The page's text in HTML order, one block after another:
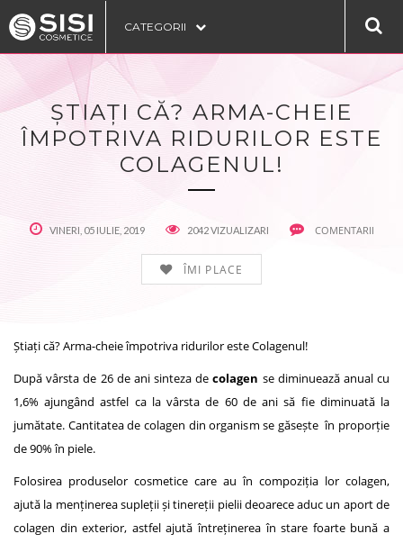
CATEGORII
ȘTIAȚI CĂ? ARMA-CHEIE
ÎMPOTRIVA RIDURILOR ESTE
COLAGENUL!
VINERI, 05 IULIE, 2019 2042 VIZUALIZARI COMENTARII
ÎMI PLACE
Știați că? Arma-cheie împotriva ridurilor este Colagenul!
După vârsta de 26 de ani sinteza decolagen se diminuează anual cu
1,6% ajungând astfel ca la vârsta de 60 de ani să fie diminuată la
jumătate. Cantitatea de colagen din organism se găsește în proporție
de 90% în piele.
Folosirea produselor cosmetice care au în compoziția lor colagen,
ajută la menținerea supleții și tinereții pielii deoarece aduc un aport de
colagen din exterior, astfel ajută întreținerea în stare foarte bună a